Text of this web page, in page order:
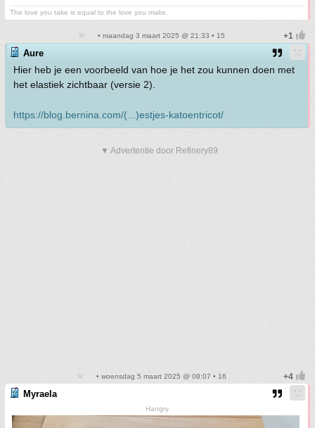
The love you take is equal to the love you make.
• maandag 3 maart 2025 @ 21:33 • 15
Aure
Hier heb je een voorbeeld van hoe je het zou kunnen doen met
het elastiek zichtbaar (versie 2).
https://blog.bernina.com/(...)estjes-katoentricot/
▼ Advertentie door Refinery89
• woensdag 5 maart 2025 @ 08:07 • 16
Myraela
Hangry